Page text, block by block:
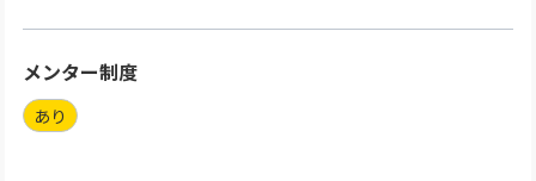
メンター制度
あり